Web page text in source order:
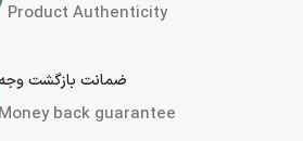
Product Authenticity
ضمانت بازگشت وجه
Money back guarantee